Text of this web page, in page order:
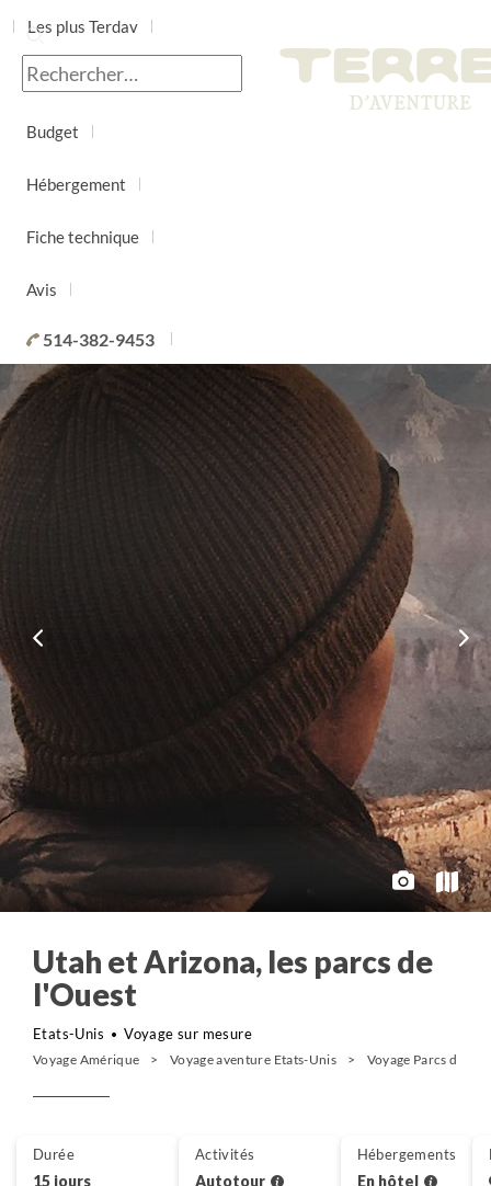
Les plus Terdav
Jour par jour
Budget
Hébergement
Fiche technique
Avis
514-382-9453
Utah et Arizona, les parcs de
l'Ouest
Etats-Unis Voyage sur mesure
Voyage Amérique Voyage aventure Etats-Unis Voyage Parcs de
Durée
15 jours
Activités
Autotour
Hébergements
En hôtel